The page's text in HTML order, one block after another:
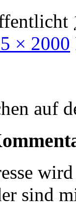
× 2000
auf
sind